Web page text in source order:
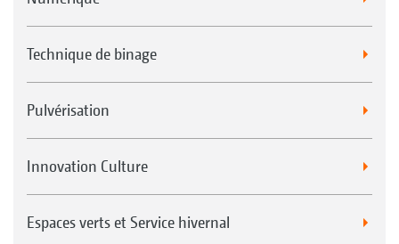
Technique de binage
Pulvérisation
Innovation Culture
Espaces verts et Service hivernal